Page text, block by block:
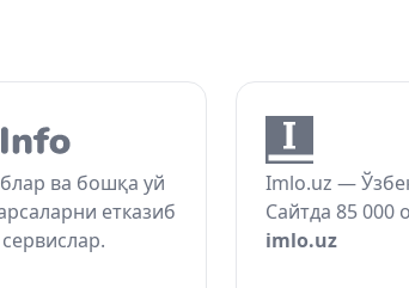
ва бошқа уй
етказиб
Imlo.uz —
Сайтда 85 000
imlo.uz